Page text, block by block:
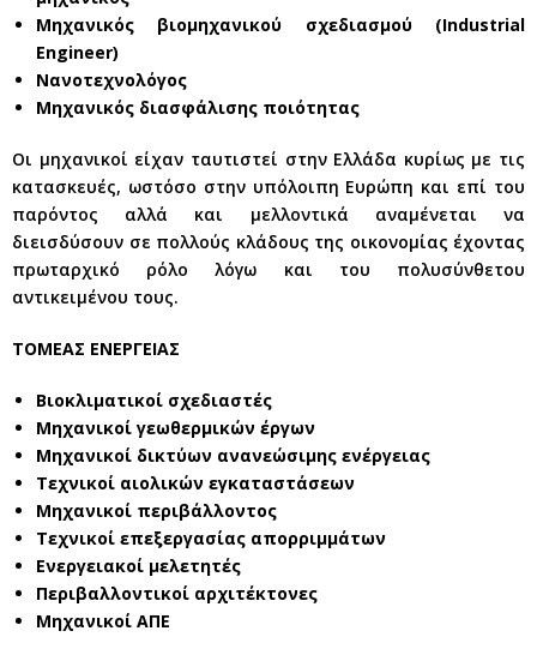
Μηχανικός βιομηχανικού σχεδιασμού (Industrial
Engineer)
Νανοτεχνολόγος
Μηχανικός διασφάλισης ποιότητας
Οι μηχανικοί είχαν ταυτιστεί στην Ελλάδα κυρίως με τις
κατασκευές, ωστόσο στην υπόλοιπη Ευρώπη και επί του
παρόντος αλλά και μελλοντικά αναμένεται να
διεισδύσουν σε πολλούς κλάδους της οικονομίας έχοντας
πρωταρχικό ρόλο λόγω και του πολυσύνθετου
αντικειμένου τους.
ΤΟΜΕΑΣ ΕΝΕΡΓΕΙΑΣ
Βιοκλιματικοί σχεδιαστές
Μηχανικοί γεωθερμικών έργων
Μηχανικοί δικτύων ανανεώσιμης ενέργειας
Τεχνικοί αιολικών εγκαταστάσεων
Μηχανικοί περιβάλλοντος
Τεχνικοί επεξεργασίας απορριμμάτων
Ενεργειακοί μελετητές
Περιβαλλοντικοί αρχιτέκτονες
Μηχανικοί ΑΠΕ